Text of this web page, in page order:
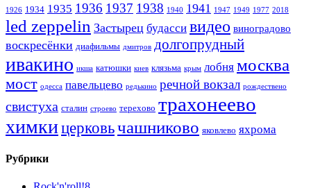
1926 1934 1935 1936 1937 1938 1940 1941 1947 1949 1977 2018
led zeppelin Застырец будасси видео виноградово
воскресёнки диафильмы дмитров долгопрудный
ивакино икша катюшки киев клязьма крым лобня москва
мост одесса павельцево редькино речной вокзал рождествено
свистуха сталин строево терехово трахонеево
химкицерковьчашниково яковлево яхрома
Рубрики